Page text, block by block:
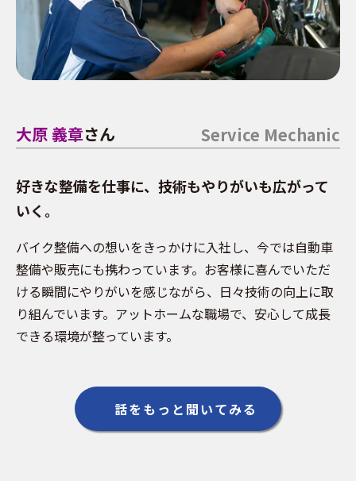
大原 義章さん
好きな整備を仕事に、技術もやりがいも広がって
いく。
バイク整備への想いをきっかけに入社し、今では自動車
整備や販売にも携わっています。お客様に喜んでいただ
ける瞬間にやりがいを感じながら、日々技術の向上に取
り組んでいます。アットホームな職場で、安心して成長
できる環境が整っています。
話をもっと聞いてみる